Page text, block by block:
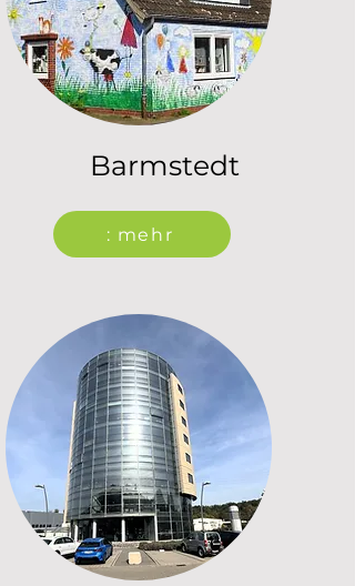
Barmstedt
: mehr